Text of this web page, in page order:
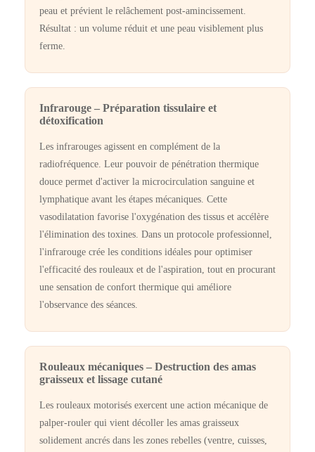
peau et prévient le relâchement post-amincissement.
Résultat : un volume réduit et une peau visiblement plus
ferme.
Infrarouge – Préparation tissulaire et
détoxification
Les infrarouges agissent en complément de la
radiofréquence. Leur pouvoir de pénétration thermique
douce permet d'activer la microcirculation sanguine et
lymphatique avant les étapes mécaniques. Cette
vasodilatation favorise l'oxygénation des tissus et accélère
l'élimination des toxines. Dans un protocole professionnel,
l'infrarouge crée les conditions idéales pour optimiser
l'efficacité des rouleaux et de l'aspiration, tout en procurant
une sensation de confort thermique qui améliore
l'observance des séances.
Rouleaux mécaniques – Destruction des amas
graisseux et lissage cutané
Les rouleaux motorisés exercent une action mécanique de
palper-rouler qui vient décoller les amas graisseux
solidement ancrés dans les zones rebelles (ventre, cuisses,